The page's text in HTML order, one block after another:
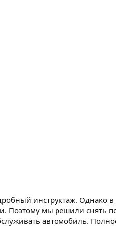
инструктаж. Однако
Поэтому мы решили снять
автомобиль.